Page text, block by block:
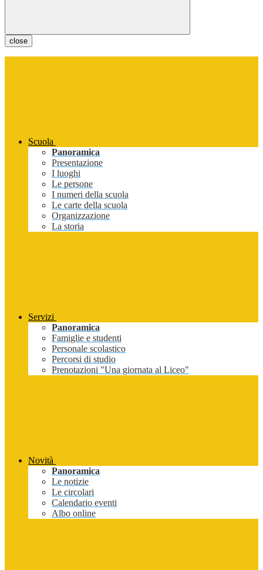
close
Scuola
Panoramica
Presentazione
I luoghi
Le persone
I numeri della scuola
Le carte della scuola
Organizzazione
La storia
Servizi
Panoramica
Famiglie e studenti
Personale scolastico
Percorsi di studio
Prenotazioni "Una giornata al Liceo"
Novità
Panoramica
Le notizie
Le circolari
Calendario eventi
Albo online